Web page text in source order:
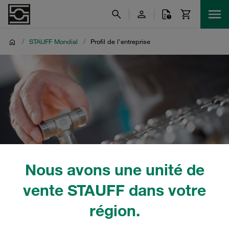
Nous avons une unité de
vente STAUFF dans votre
région.
/ STAUFF Mondial / Profil de l’entreprise